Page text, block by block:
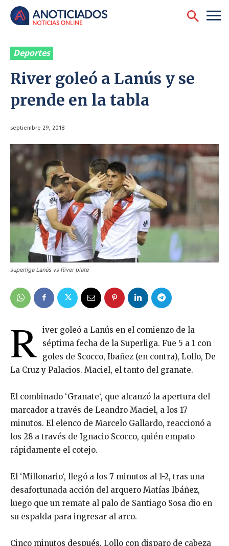
Deportes
River goleó a Lanús y se
prende en la tabla
septiembre 29, 2018
superliga Lanús vs River plate
R iver goleó a Lanús en el comienzo de la
séptima fecha de la Superliga. Fue 5 a 1 con
goles de Scocco, Ibañez (en contra), Lollo, De
La Cruz y Palacios. Maciel, el tanto del granate.
El combinado ‘Granate‘, que alcanzó la apertura del
marcador a través de Leandro Maciel, a los 17
minutos. El elenco de Marcelo Gallardo, reaccionó a
los 28 a través de Ignacio Scocco, quién empato
rápidamente el cotejo.
El ‘Millonario‘, llegó a los 7 minutos al 1-2, tras una
desafortunada acción del arquero Matías Ibáñez,
luego que un remate al palo de Santiago Sosa dio en
su espalda para ingresar al arco.
Cinco minutos después, Lollo con disparo de cabeza